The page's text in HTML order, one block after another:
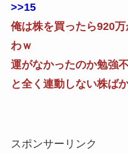
>>15
俺は株を買ったら920
わｗ
運がなかったのか勉強
と全く連動しない株ば
スポンサーリンク